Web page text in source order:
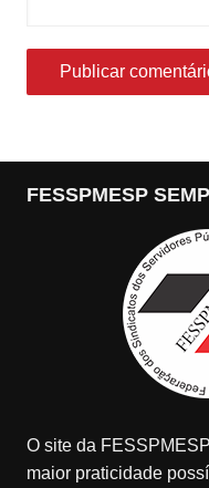
FESSPMESP
O site da
maior praticidade